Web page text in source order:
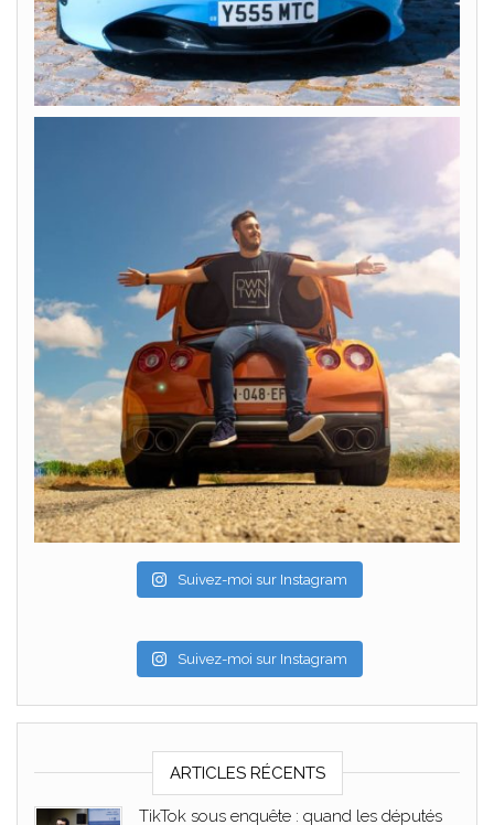
Suivez-moi sur Instagram
Suivez-moi sur Instagram
ARTICLES RÉCENTS
TikTok sous enquête : quand les députés